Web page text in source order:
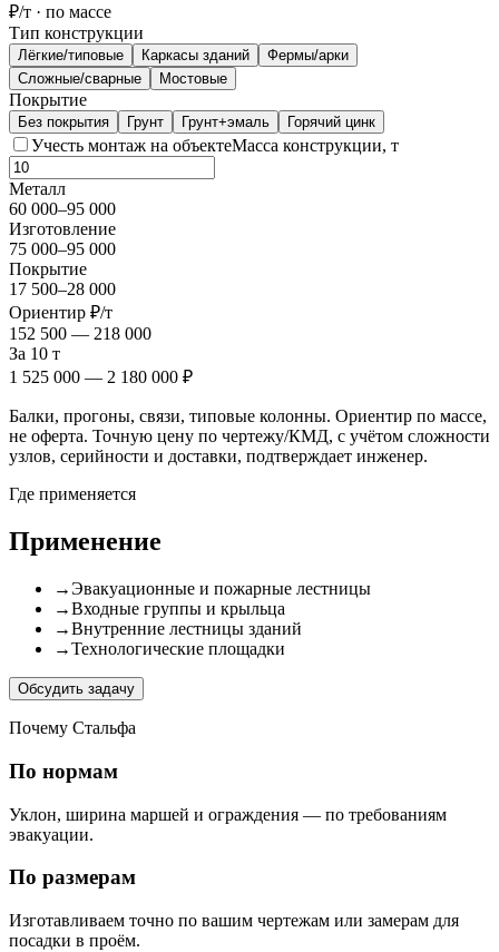
₽/т · по массе
Тип конструкции
Лёгкие/типовые Каркасы зданий
Фермы/арки
Сложные/сварные
Мостовые
Покрытие
Без покрытия Грунт Грунт+эмаль Горячий цинк
Учесть монтаж на объектеМасса конструкции, т
Металл
60 000–95 000
Изготовление
75 000–95 000
Покрытие
17 500–28 000
Ориентир ₽/т
152 500 — 218 000
За 10 т
1 525 000 — 2 180 000 ₽
Балки, прогоны, связи, типовые колонны. Ориентир по массе,
не оферта. Точную цену по чертежу/КМД, с учётом сложности
узлов, серийности и доставки, подтверждает инженер.
Где применяется
Применение
→Эвакуационные и пожарные лестницы
→Входные группы и крыльца
→Внутренние лестницы зданий
→Технологические площадки
Обсудить задачу
Почему Стальфа
По нормам
Уклон, ширина маршей и ограждения — по требованиям
эвакуации.
По размерам
Изготавливаем точно по вашим чертежам или замерам для
посадки в проём.